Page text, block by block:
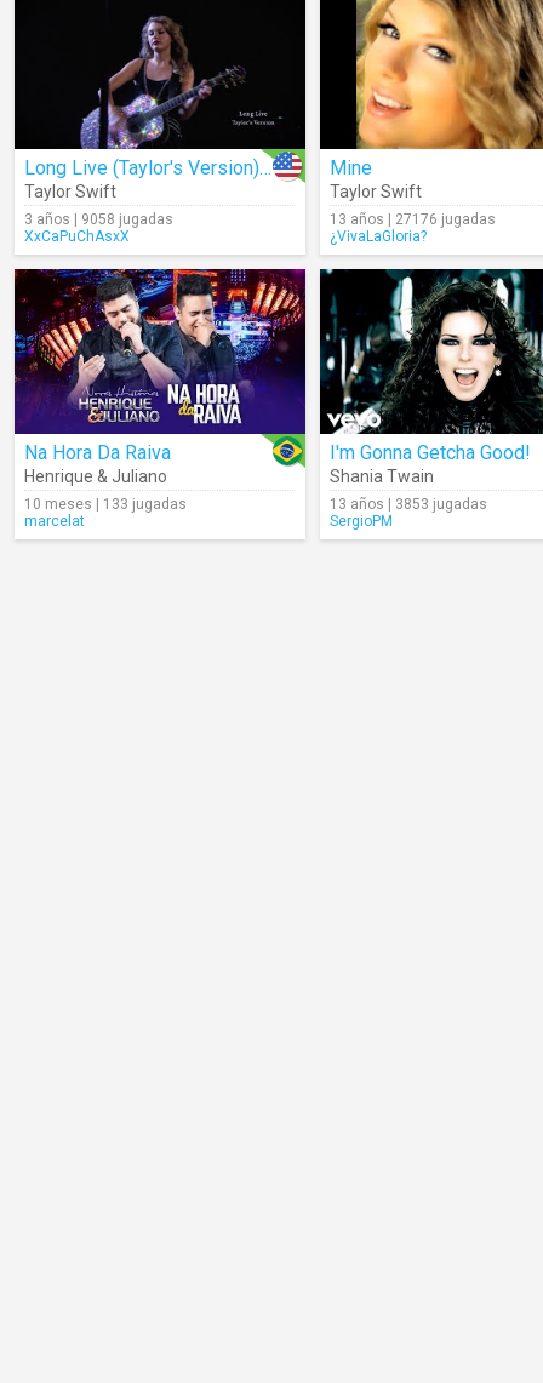
Long Live (Taylor's Version) (Lyrics)
Taylor Swift
3 años | 9058 jugadas
XxCaPuChAsxX
Mine
Taylor Swift
13 años | 27176 jugadas
¿VivaLaGloria?
Na Hora Da Raiva
Henrique & Juliano
10 meses | 133 jugadas
marcelat
I'm Gonna Getcha Good!
Shania Twain
13 años | 3853 jugadas
SergioPM